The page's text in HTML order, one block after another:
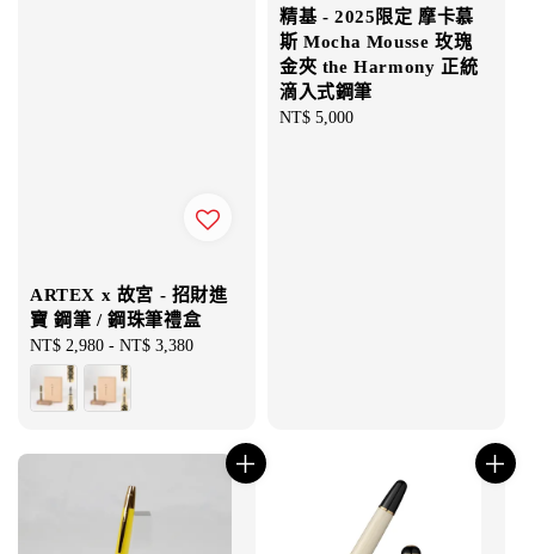
ARTEX x 故宮 - 招財進
寶 鋼筆 / 鋼珠筆禮盒
Regular
price
NT$ 2,980 - NT$ 3,380
精基 - 2025限定 摩卡慕
斯 Mocha Mousse 玫瑰
金夾 the Harmony 正統
滴入式鋼筆
Regular
NT$ 5,000